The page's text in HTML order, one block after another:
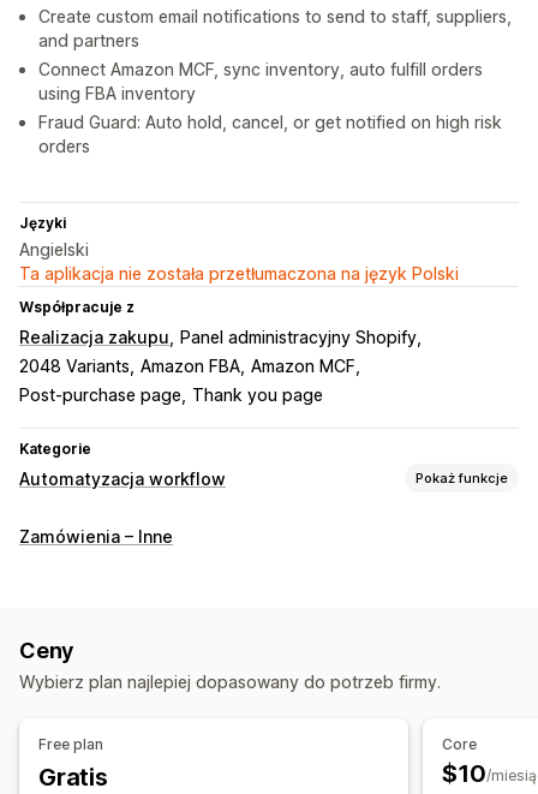
Create custom email notifications to send to staff, suppliers,
and partners
Connect Amazon MCF, sync inventory, auto fulfill orders
using FBA inventory
Fraud Guard: Auto hold, cancel, or get notified on high risk
orders
Języki
Angielski
Ta aplikacja nie została przetłumaczona na język Polski
Współpracuje z
Realizacja zakupu
Panel administracyjny Shopify
2048 Variants Amazon FBA Amazon MCF
Post-purchase page
Thank you page
Kategorie
Automatyzacja workflow Pokaż funkcje
Zadania automatyzacji
Przetwarzanie zamówień
API
Logika warunkowa
Niestandardowe wyzwalacze
Automatyczna synchronizacja danych
Zamówienia – Inne
Ceny
Wybierz plan najlepiej dopasowany do potrzeb firmy.
Free plan
Gratis
Core
$10/